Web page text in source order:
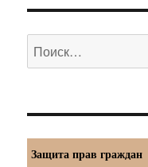
Искать:
Защита прав граждан